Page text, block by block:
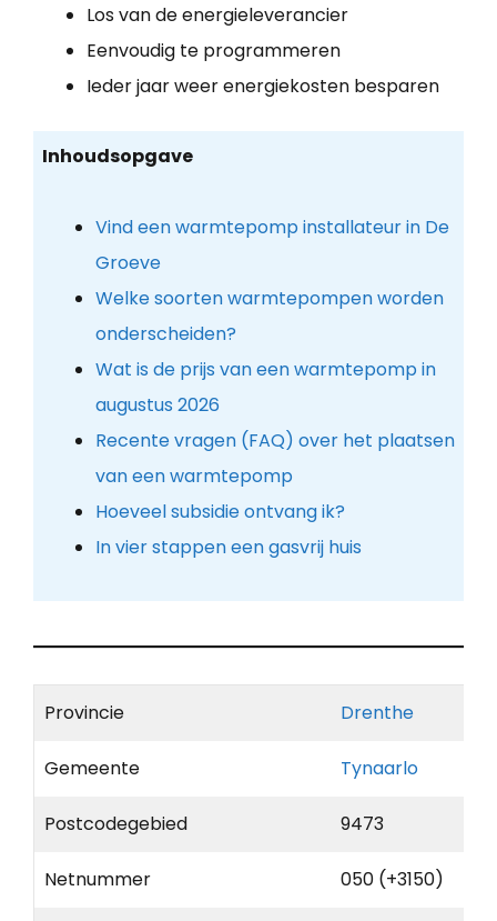
Los van de energieleverancier
Eenvoudig te programmeren
Ieder jaar weer energiekosten besparen
Inhoudsopgave
Vind een warmtepomp installateur in De
Groeve
Welke soorten warmtepompen worden
onderscheiden?
Wat is de prijs van een warmtepomp in
augustus 2026
Recente vragen (FAQ) over het plaatsen
van een warmtepomp
Hoeveel subsidie ontvang ik?
In vier stappen een gasvrij huis
Provincie Drenthe
Gemeente Tynaarlo
Postcodegebied 9473
Netnummer 050 (+3150)